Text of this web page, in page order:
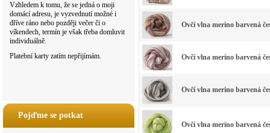
Vzhledem k tomu, že se jedná o moji
domácí adresu, je vyzvednutí možné i
dříve ráno nebo později večer či o
víkendech, termín je však třeba domluvit
individuálně.
Platební karty zatím nepřijímám.
Pojďme se potkat
Ovčí vlna merino barvená
Ovčí vlna merino barvená
Ovčí vlna merino barvená
Ovčí vlna merino barvená